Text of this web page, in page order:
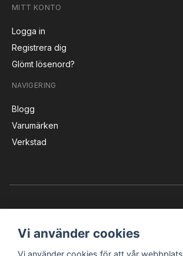
MITT KONTO
Logga in
Registrera dig
Glömt lösenord?
NAVIGERING
Blogg
Varumärken
Verkstad
Vi använder cookies
Vi använder cookies för att vår